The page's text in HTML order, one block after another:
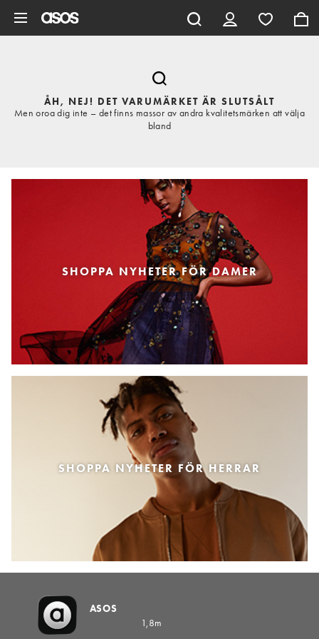
ÅH, NEJ! DET VARUMÄRKET ÄR SLUTSÅLT
Men oroa dig inte – det finns massor av andra kvalitetsmärken att välja
bland
SHOPPA NYHETER FÖR DAMER
SHOPPA NYHETER FÖR HERRAR
ASOS
1,8m